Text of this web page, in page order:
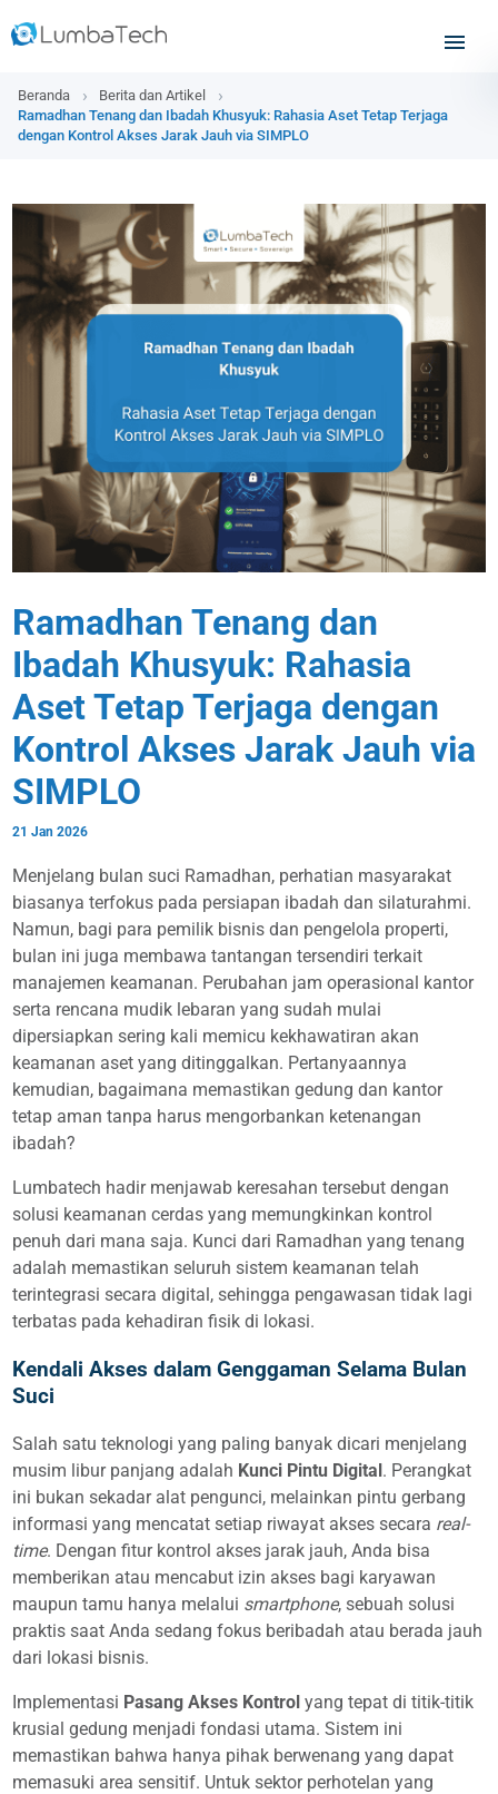
Beranda
Berita dan Artikel
Ramadhan Tenang dan Ibadah Khusyuk: Rahasia Aset Tetap Terjaga
dengan Kontrol Akses Jarak Jauh via SIMPLO
Ramadhan Tenang dan
Ibadah Khusyuk: Rahasia
Aset Tetap Terjaga dengan
Kontrol Akses Jarak Jauh via
SIMPLO
21 Jan 2026
Menjelang bulan suci Ramadhan, perhatian masyarakat
biasanya terfokus pada persiapan ibadah dan silaturahmi.
Namun, bagi para pemilik bisnis dan pengelola properti,
bulan ini juga membawa tantangan tersendiri terkait
manajemen keamanan. Perubahan jam operasional kantor
serta rencana mudik lebaran yang sudah mulai
dipersiapkan sering kali memicu kekhawatiran akan
keamanan aset yang ditinggalkan. Pertanyaannya
kemudian, bagaimana memastikan gedung dan kantor
tetap aman tanpa harus mengorbankan ketenangan
ibadah?
Lumbatech hadir menjawab keresahan tersebut dengan
solusi keamanan cerdas yang memungkinkan kontrol
penuh dari mana saja. Kunci dari Ramadhan yang tenang
adalah memastikan seluruh sistem keamanan telah
terintegrasi secara digital, sehingga pengawasan tidak lagi
terbatas pada kehadiran fisik di lokasi.
Kendali Akses dalam Genggaman Selama Bulan
Suci
Salah satu teknologi yang paling banyak dicari menjelang
musim libur panjang adalah Kunci Pintu Digital. Perangkat
ini bukan sekadar alat pengunci, melainkan pintu gerbang
informasi yang mencatat setiap riwayat akses secara real-
time. Dengan fitur kontrol akses jarak jauh, Anda bisa
memberikan atau mencabut izin akses bagi karyawan
maupun tamu hanya melalui smartphone, sebuah solusi
praktis saat Anda sedang fokus beribadah atau berada jauh
dari lokasi bisnis.
Implementasi Pasang Akses Kontrol yang tepat di titik-titik
krusial gedung menjadi fondasi utama. Sistem ini
memastikan bahwa hanya pihak berwenang yang dapat
memasuki area sensitif. Untuk sektor perhotelan yang